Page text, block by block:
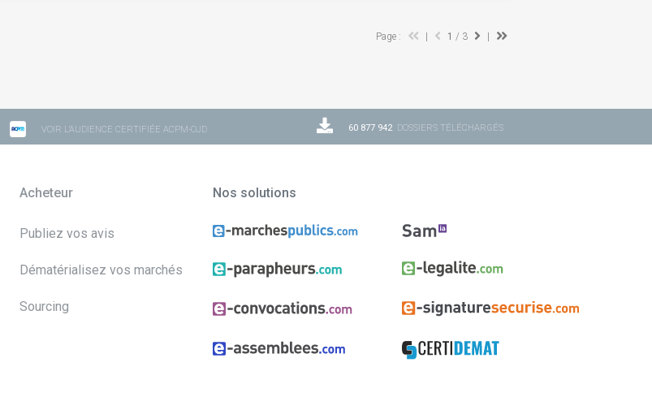
Page : 1 / 3
VOIR L'AUDIENCE CERTIFIÉE ACPM-OJD 60 877 942DOSSIERS TÉLÉCHARGÉS
Acheteur
Publiez vos avis
Dématérialisez vos marchés
Sourcing
Nos solutions